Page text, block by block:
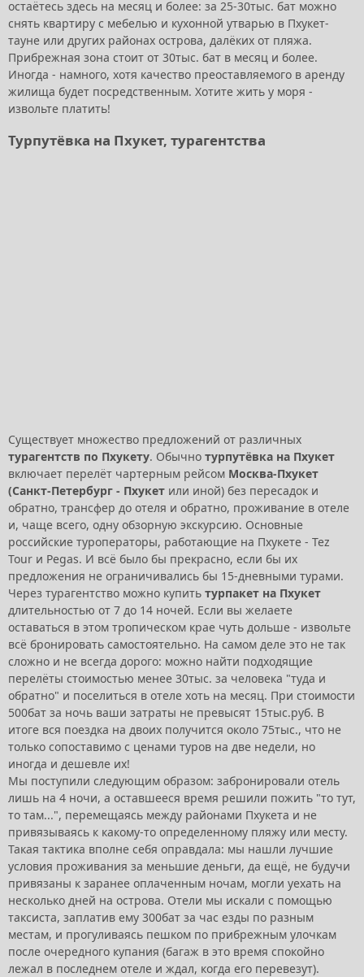
остаётесь здесь на месяц и более: за 25-30тыс. бат можно
снять квартиру с мебелью и кухонной утварью в Пхукет-
тауне или других районах острова, далёких от пляжа.
Прибрежная зона стоит от 30тыс. бат в месяц и более.
Иногда - намного, хотя качество преоставляемого в аренду
жилища будет посредственным. Хотите жить у моря -
извольте платить!
Турпутёвка на Пхукет, турагентства
Существует множество предложений от различных
турагентств по Пхукету. Обычно турпутёвка на Пхукет
включает перелёт чартерным рейсом Москва-Пхукет
(Санкт-Петербург - Пхукет или иной) без пересадок и
обратно, трансфер до отеля и обратно, проживание в отеле
и, чаще всего, одну обзорную экскурсию. Основные
российские туроператоры, работающие на Пхукете - Tez
Tour и Pegas. И всё было бы прекрасно, если бы их
предложения не ограничивались бы 15-дневными турами.
Через турагентство можно купить турпакет на Пхукет
длительностью от 7 до 14 ночей. Если вы желаете
оставаться в этом тропическом крае чуть дольше - извольте
всё бронировать самостоятельно. На самом деле это не так
сложно и не всегда дорого: можно найти подходящие
перелёты стоимостью менее 30тыс. за человека "туда и
обратно" и поселиться в отеле хоть на месяц. При стоимости
500бат за ночь ваши затраты не превысят 15тыс.руб. В
итоге вся поездка на двоих получится около 75тыс., что не
только сопоставимо с ценами туров на две недели, но
иногда и дешевле их!
Мы поступили следующим образом: забронировали отель
лишь на 4 ночи, а оставшееся время решили пожить "то тут,
то там...", перемещаясь между районами Пхукета и не
привязываясь к какому-то определенному пляжу или месту.
Такая тактика вполне себя оправдала: мы нашли лучшие
условия проживания за меньшие деньги, да ещё, не будучи
привязаны к заранее оплаченным ночам, могли уехать на
несколько дней на острова. Отели мы искали с помощью
таксиста, заплатив ему 300бат за час езды по разным
местам, и прогуливаясь пешком по прибрежным улочкам
после очередного купания (багаж в это время спокойно
лежал в последнем отеле и ждал, когда его перевезут).